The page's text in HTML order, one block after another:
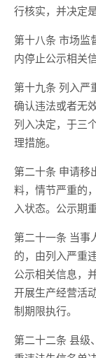
行核实，并决定
第十八条 市场监
内停止公示相关
第十九条 列入严
确认违法或者无
列入决定，于三
理措施。
第二十条 申请移
料，情节严重的
入状态。公示期
第二十一条 当事
的，由列入严重
公示相关信息，
开展生产经营活
制期限执行。
第二十二条 县级